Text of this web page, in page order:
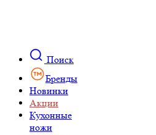
Поиск
Бренды
Новинки
Акции
Кухонные
ножи